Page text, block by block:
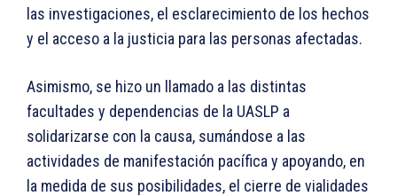
las investigaciones, el esclarecimiento de los hechos
y el acceso a la justicia para las personas afectadas.
Asimismo, se hizo un llamado a las distintas
facultades y dependencias de la UASLP a
solidarizarse con la causa, sumándose a las
actividades de manifestación pacífica y apoyando, en
la medida de sus posibilidades, el cierre de vialidades